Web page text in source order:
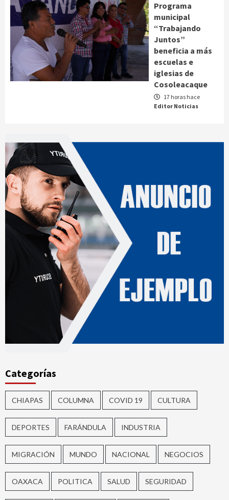
Programa
municipal
“Trabajando
Juntos”
beneficia a más
escuelas e
iglesias de
Cosoleacaque
17 horas hace
Editor Noticias
Categorías
CHIAPAS COLUMNA COVID 19 CULTURA
DEPORTES FARÁNDULA INDUSTRIA
MIGRACIÓN MUNDO NACIONAL NEGOCIOS
OAXACA POLITICA SALUD SEGURIDAD